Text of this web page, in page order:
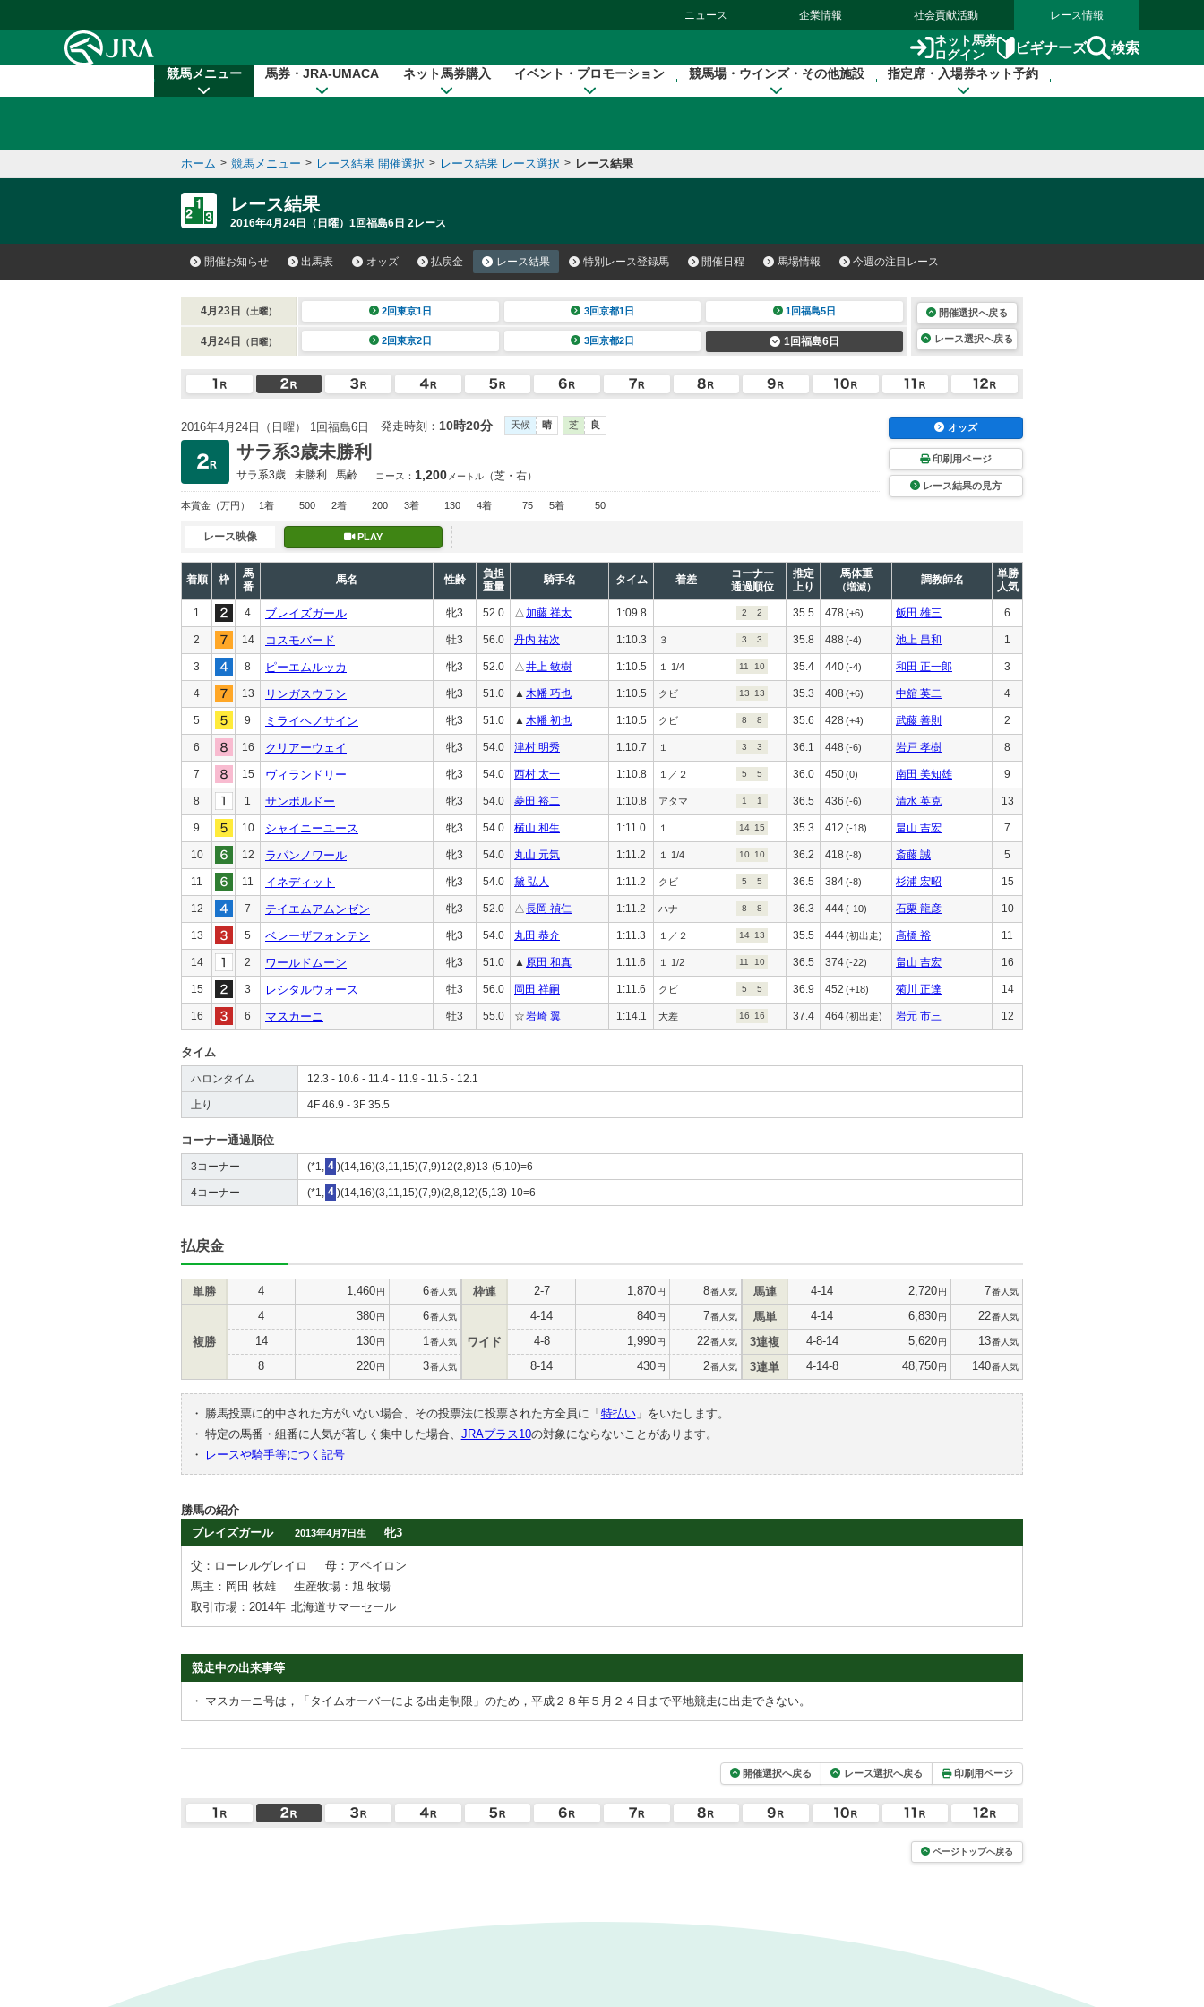
ニュース 企業情報 社会貢献活動 レース情報
ネット馬券
ログイン
ビギナーズ 検索
競馬メニュー 馬券・JRA-UMACA ネット馬券購入 イベント・プロモーション 競馬場・ウインズ・その他施設 指定席・入場券ネット予約
ホーム > 競馬メニュー > レース結果 開催選択 > レース結果 レース選択 > レース結果
レース結果
2016年4月24日（日曜）1回福島6日 2レース
開催お知らせ 出馬表 オッズ 払戻金 レース結果 特別レース登録馬 開催日程 馬場情報 今週の注目レース
4月23日 （土曜） 2回東京1日 3回京都1日 1回福島5日
4月24日 （日曜） 2回東京2日 3回京都2日 1回福島6日
開催選択へ戻る
レース選択へ戻る
2016年4月24日（日曜） 1回福島6日 発走時刻： 10時20分 天候 晴 芝 良
サラ系3歳未勝利
サラ系3歳 未勝利 馬齢 コース： 1,200 メートル （芝・右）
本賞金 （万円） 1着 500 2着 200 3着 130 4着 75 5着 50
オッズ
印刷用ページ
レース結果の見方
レース映像 PLAY
着順 枠
馬
番
馬名 性齢
負担
重量
騎手名 タイム 着差
コーナー
通過順位
推定
上り
馬体重
（増減）
調教師名
単勝
人気
1 4 ブレイズガール 牝3 52.0 △加藤 祥太 1:09.8 2 2 35.5 478(+6) 飯田 雄三 6
2 14 コスモバード 牡3 56.0 丹内 祐次 1:10.3 ３ 3 3 35.8 488 (-4) 池上 昌和 1
3 8 ピーエムルッカ 牝3 52.0 △井上 敏樹 1:10.5 １ 1/4 11 10 35.4 440(-4) 和田 正一郎 3
4 13 リンガスウラン 牝3 51.0 ▲ 木幡 巧也 1:10.5 クビ 13 13 35.3 408 (+6) 中舘 英二 4
5 9 ミライヘノサイン 牝3 51.0 ▲ 木幡 初也 1:10.5 クビ 8 8 35.6 428(+4) 武藤 善則 2
6 16 クリアーウェイ 牝3 54.0 津村 明秀 1:10.7 １ 3 3 36.1 448 (-6) 岩戸 孝樹 8
7 15 ヴィランドリー 牝3 54.0 西村 太一 1:10.8 １／２ 5 5 36.0 450(0) 南田 美知雄 9
8 1 サンボルドー 牝3 54.0 菱田 裕二 1:10.8 アタマ 1 1 36.5 436 (-6) 清水 英克 13
9 10 シャイニーユース 牝3 54.0 横山 和生 1:11.0 １ 14 15 35.3 412 (-18) 畠山 吉宏 7
10 12 ラパンノワール 牝3 54.0 丸山 元気 1:11.2 １ 1/4 10 10 36.2 418 (-8) 斎藤 誠 5
11 11 イネディット 牝3 54.0 黛 弘人 1:11.2 クビ 5 5 36.5 384(-8) 杉浦 宏昭 15
12 7 テイエムアムンゼン 牝3 52.0 △長岡 禎仁 1:11.2 ハナ 8 8 36.3 444(-10) 石栗 龍彦 10
13 5 ベレーザフォンテン 牝3 54.0 丸田 恭介 1:11.3 １／２ 14 13 35.5 444(初出走) 高橋 裕 11
14 2 ワールドムーン 牝3 51.0 ▲ 原田 和真 1:11.6 １ 1/2 11 10 36.5 374(-22) 畠山 吉宏 16
15 3 レシタルウォース 牡3 56.0 岡田 祥嗣 1:11.6 クビ 5 5 36.9 452 (+18) 菊川 正達 14
16 6 マスカーニ 牡3 55.0 ☆岩崎 翼 1:14.1 大差 16 16 37.4 464(初出走) 岩元 市三 12
タイム
ハロンタイム 12.3 - 10.6 - 11.4 - 11.9 - 11.5 - 12.1
上り 4F 46.9 - 3F 35.5
コーナー通過順位
3コーナー (*1, 4 )(14,16)(3,11,15)(7,9)12(2,8)13-(5,10)=6
4コーナー (*1, 4 )(14,16)(3,11,15)(7,9)(2,8,12)(5,13)-10=6
払戻金
単勝 4 1,460円 6番人気
複勝
4 380円 6番人気
14 130円 1 番人気
8 220円 3番人気
枠連 2-7 1,870円 8番人気
ワイド
4-14 840円 7番人気
4-8 1,990円 22番人気
8-14 430円 2番人気
馬連 4-14 2,720円 7番人気
馬単 4-14 6,830円 22番人気
3連複 4-8-14 5,620円 13番人気
3連単 4-14-8 48,750円 140番人気
・ 勝馬投票に的中された方がいない場合、その投票法に投票された方全員に「 特払い」をいたします。
・ 特定の馬番・組番に人気が著しく集中した場合、 JRAプラス10の対象にならないことがあります。
・
レースや騎手等につく記号
勝馬の紹介
ブレイズガール
2013年4月7日生 牝3
父：ローレルゲレイロ
母：アペイロン
馬主：岡田 牧雄
生産牧場：旭 牧場
取引市場：2014年 北海道サマーセール
競走中の出来事等
・ マスカーニ号は，「タイムオーバーによる出走制限」のため，平成２８年５月２４日まで平地競走に出走できない。
開催選択へ戻る レース選択へ戻る 印刷用ページ
ページトップへ戻る